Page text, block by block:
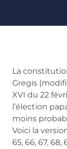
La
Gregis
XVI du 22
l’élection
moins
Voici la
65, 66, 67, 68,